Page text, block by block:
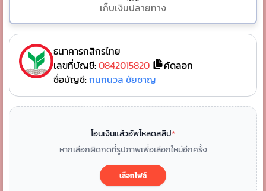
เก็บเงินปลายทาง
ธนาคารกสิกรไทย
เลขที่บัญชี:0842015820
คัดลอก
ชื่อบัญชี:กนกนวล ชัยชาญ
โอนเงินแล้วอัพโหลดสลิป*
หากเลือกผิดกดที่รูปภาพเพื่อเลือกใหม่อีกครั้ง
เลือกไฟล์